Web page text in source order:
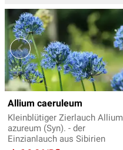
Allium caeruleum
Kleinblütiger Zierlauch Allium
azureum (Syn). - der
Einzianlauch aus Sibirien